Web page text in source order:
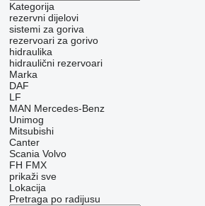
Kategorija
rezervni dijelovi
sistemi za goriva
rezervoari za gorivo
hidraulika
hidraulični rezervoari
Marka
DAF
LF
MAN Mercedes-Benz
Unimog
Mitsubishi
Canter
Scania Volvo
FH FMX
prikaži sve
Lokacija
Pretraga po radijusu